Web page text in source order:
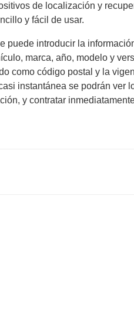
de localización y
y fácil de usar.
puede introducir la
marca, año, modelo y
como código postal y la
instantánea se podrán ver
y contratar